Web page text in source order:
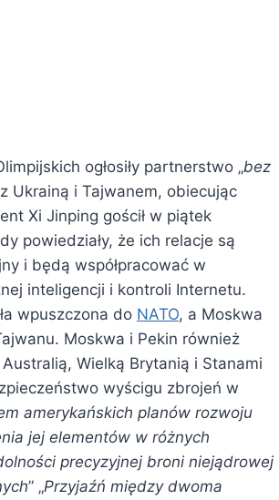
ogłosiły partnerstwo „bez
Ukrainą i Tajwanem, obiecując
Xi Jinping gościł w piątek
powiedziały, że ich relacje są
i będą współpracować w
inteligencji i kontroli Internetu.
wpuszczona do NATO, a Moskwa
Moskwa i Pekin również
Wielką Brytanią i Stanami
wyścigu zbrojeń w
amerykańskich planów rozwoju
jej elementów w różnych
precyzyjnej broni niejądrowej
” „Przyjaźń między dwoma